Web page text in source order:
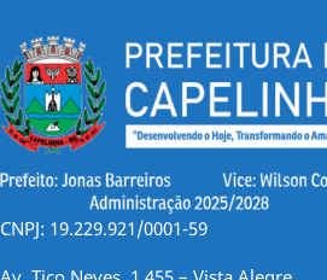
CNPJ: 19.229.921/0001-59